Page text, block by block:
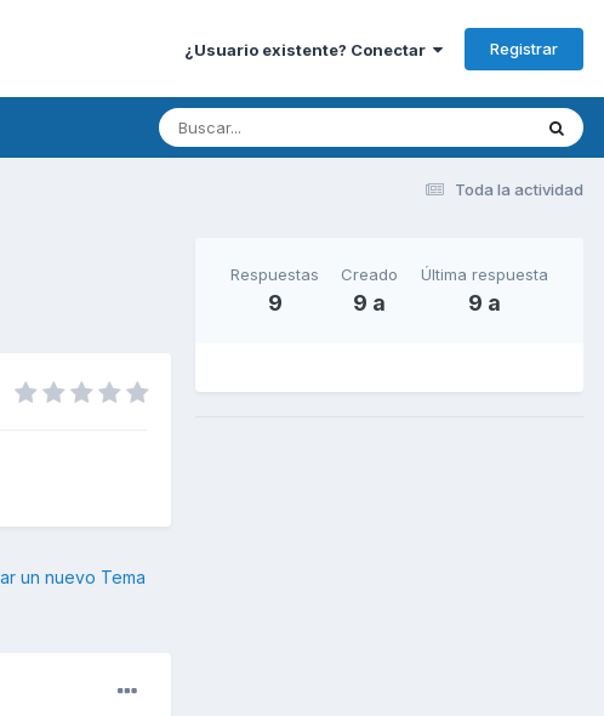
¿Usuario existente? Conectar Registrar
Toda la actividad
un nuevo Tema
Respuestas
9
Creado
9 a
Última respuesta
9 a